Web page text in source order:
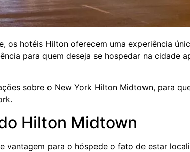
os hotéis Hilton oferecem uma experiência
para quem deseja se hospedar na cidade
sobre o New York Hilton Midtown, para
Hilton Midtown
para o hóspede o fato de estar